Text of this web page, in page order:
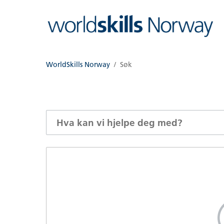
WorldSkills Norway Søk